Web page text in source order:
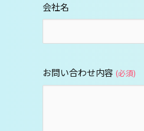
会社名
お問い合わせ内容 (必須)